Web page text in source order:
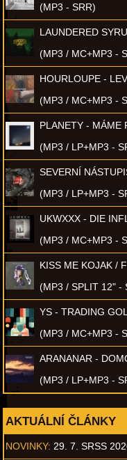
(MP3 - SRR)
LAUNDERED
(MP3 / MC+MP3 -
HOURLOUPE -
(MP3 / MC+MP3 -
PLANETY - MÁME
(MP3 / LP+MP3 -
SEVERNÍ
(MP3 / LP+MP3 -
UKWXXX - DIE
(MP3 / MC+MP3 -
KISS ME KOJAK /
(MP3 / SPLIT 12" -
YS - TRADING
(MP3 / MC+MP3 -
ARANANAR -
(MP3 / LP+MP3 -
AKTUÁLNÍ ČLÁNKY
NOVINKY: 29. 7. SRSS